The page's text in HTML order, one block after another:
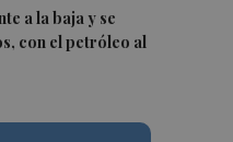
a la baja y se
con el petróleo al